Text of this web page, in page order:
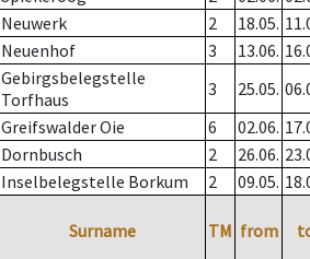
Neuwerk 2 18.05.
Neuenhof 3 13.06.
Gebirgsbelegstelle
Torfhaus
3 25.05.
Greifswalder Oie 6 02.06.
Dornbusch 2 26.06.
Inselbelegstelle Borkum 2 09.05.
Surname TM from